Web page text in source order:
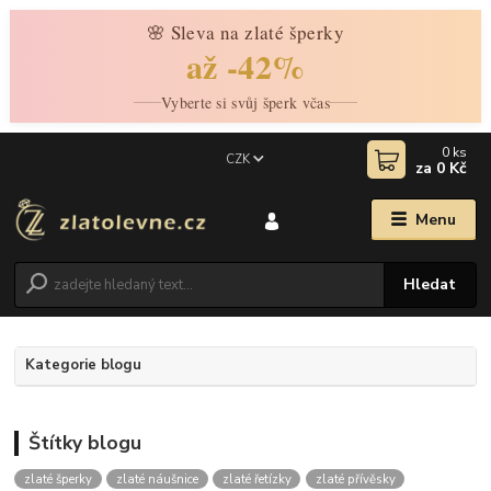
🌸 Sleva na zlaté šperky
až -42%
Vyberte si svůj šperk včas
Menu
CZK
Hledat
0 ks
za 0 Kč
Kategorie blogu
Štítky blogu
zlaté šperky zlaté náušnice zlaté řetízky
zlaté přívěsky